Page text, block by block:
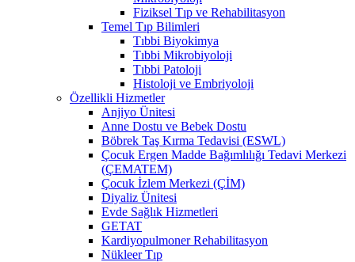
Fiziksel Tıp ve Rehabilitasyon
Temel Tıp Bilimleri
Tıbbi Biyokimya
Tıbbi Mikrobiyoloji
Tıbbi Patoloji
Histoloji ve Embriyoloji
Özellikli Hizmetler
Anjiyo Ünitesi
Anne Dostu ve Bebek Dostu
Böbrek Taş Kırma Tedavisi (ESWL)
Çocuk Ergen Madde Bağımlılığı Tedavi Merkezi
(ÇEMATEM)
Çocuk İzlem Merkezi (ÇİM)
Diyaliz Ünitesi
Evde Sağlık Hizmetleri
GETAT
Kardiyopulmoner Rehabilitasyon
Nükleer Tıp